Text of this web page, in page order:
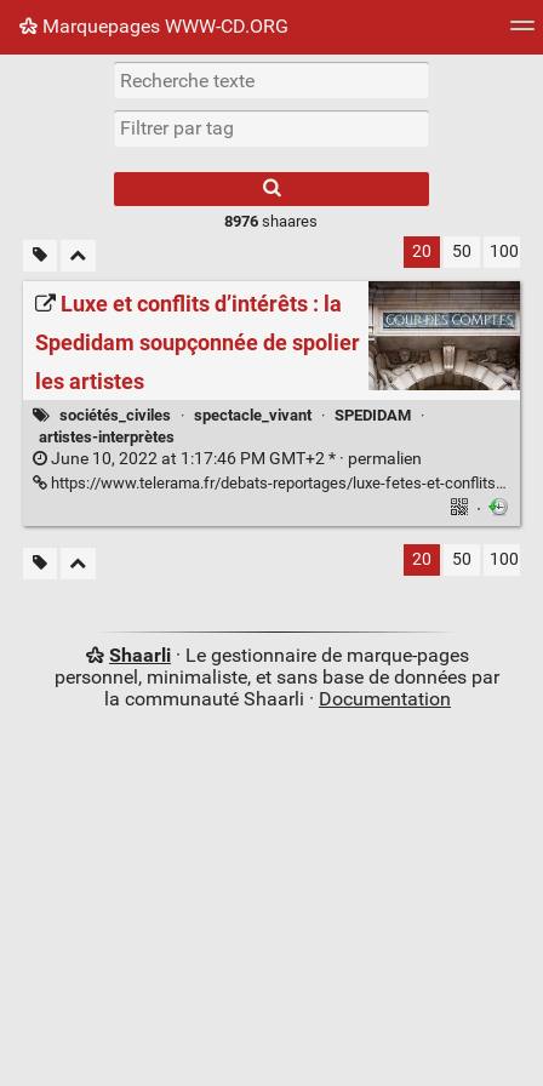
Marquepages WWW-CD.ORG
Nuage de tags Mur d'images
8976 shaares
20 50 100
Luxe et conflits d’intérêts : la
Spedidam soupçonnée de spolier
les artistes
sociétés_civiles · spectacle_vivant · SPEDIDAM ·
artistes-interprètes
June 10, 2022 at 1:17:46 PM GMT+2 * · permalien
https://www.telerama.fr/debats-reportages/luxe-fetes-et-conflits-d-interets-la-spedidam-severement-epinglee-par-la-cour-des-comptes-7010797.php
·
20 50 100
Shaarli· Le gestionnaire de marque-pages
personnel, minimaliste, et sans base de données par
la communauté Shaarli · Documentation